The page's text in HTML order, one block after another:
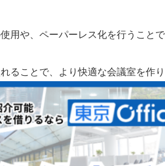
用や、ペーパーレス化を行うこと
ることで、より快適な会議室を作